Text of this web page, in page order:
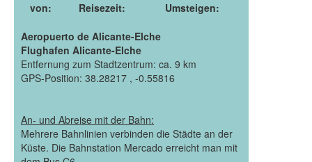
von:
Reisezeit: Umsteigen:
Aeropuerto de Alicante-Elche
Flughafen Alicante-Elche
Entfernung zum Stadtzentrum: ca. 9 km
GPS-Position: 38.28217 , -0.55816
An- und Abreise mit der Bahn:
Mehrere Bahnlinien verbinden die Städte an der
Küste. Die Bahnstation Mercado erreicht man mit